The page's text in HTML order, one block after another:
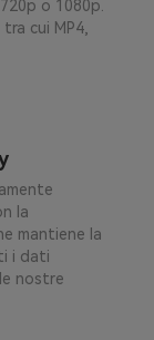
o 1080p.
cui MP4,
la
mantiene la
i dati
nostre